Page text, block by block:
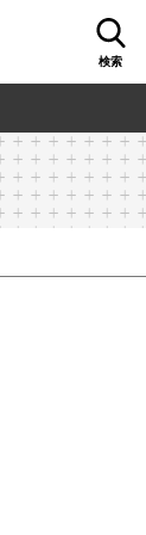
検索